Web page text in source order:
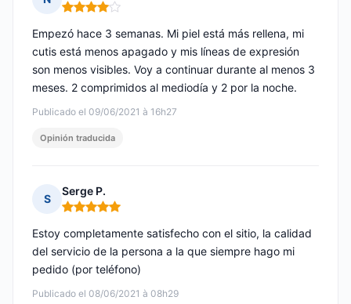
Nota: 4 de 5
Publicado el 09/06/2021 à 16h27
Empezó hace 3 semanas. Mi piel está más rellena, mi
cutis está menos apagado y mis líneas de expresión
son menos visibles. Voy a continuar durante al menos 3
meses. 2 comprimidos al mediodía y 2 por la noche.
Opinión traducida
S
Serge P.
Nota: 5 de 5
Publicado el 08/06/2021 à 08h29
Estoy completamente satisfecho con el sitio, la calidad
del servicio de la persona a la que siempre hago mi
pedido (por teléfono)